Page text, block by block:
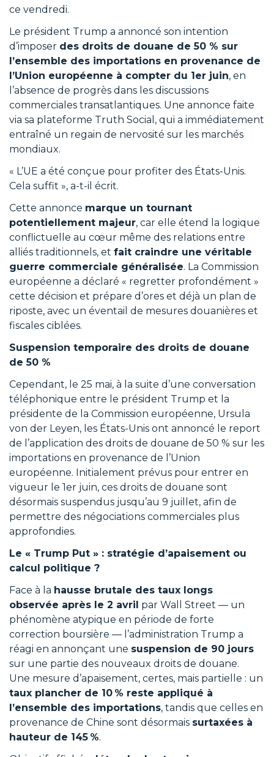
ce vendredi.
Le président Trump a annoncé son intention
d’imposer des droits de douane de 50 % sur
l’ensemble des importations en provenance de
l’Union européenne à compter du 1er juin, en
l’absence de progrès dans les discussions
commerciales transatlantiques. Une annonce faite
via sa plateforme Truth Social, qui a immédiatement
entraîné un regain de nervosité sur les marchés
mondiaux.
« L’UE a été conçue pour profiter des États-Unis.
Cela suffit », a-t-il écrit.
Cette annonce marque un tournant
potentiellement majeur, car elle étend la logique
conflictuelle au cœur même des relations entre
alliés traditionnels, et fait craindre une véritable
guerre commerciale généralisée. La Commission
européenne a déclaré « regretter profondément »
cette décision et prépare d’ores et déjà un plan de
riposte, avec un éventail de mesures douanières et
fiscales ciblées.
Suspension temporaire des droits de douane
de 50 %
Cependant, le 25 mai, à la suite d’une conversation
téléphonique entre le président Trump et la
présidente de la Commission européenne, Ursula
von der Leyen, les États-Unis ont annoncé le report
de l’application des droits de douane de 50 % sur les
importations en provenance de l’Union
européenne. Initialement prévus pour entrer en
vigueur le 1er juin, ces droits de douane sont
désormais suspendus jusqu’au 9 juillet, afin de
permettre des négociations commerciales plus
approfondies.
Le « Trump Put » : stratégie d’apaisement ou
calcul politique ?
Face à la hausse brutale des taux longs
observée après le 2 avril par Wall Street — un
phénomène atypique en période de forte
correction boursière — l’administration Trump a
réagi en annonçant une suspension de 90 jours
sur une partie des nouveaux droits de douane.
Une mesure d’apaisement, certes, mais partielle : un
taux plancher de 10 % reste appliqué à
l’ensemble des importations, tandis que celles en
provenance de Chine sont désormais surtaxées à
hauteur de 145 %.